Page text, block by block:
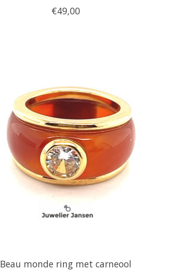
€49,00
Beau monde ring met carneool